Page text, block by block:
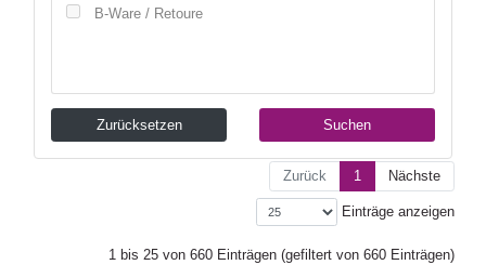
B-Ware / Retoure
Zurücksetzen Suchen
Zurück 1 Nächste
Einträge anzeigen
1 bis 25 von 660 Einträgen (gefiltert von 660 Einträgen)